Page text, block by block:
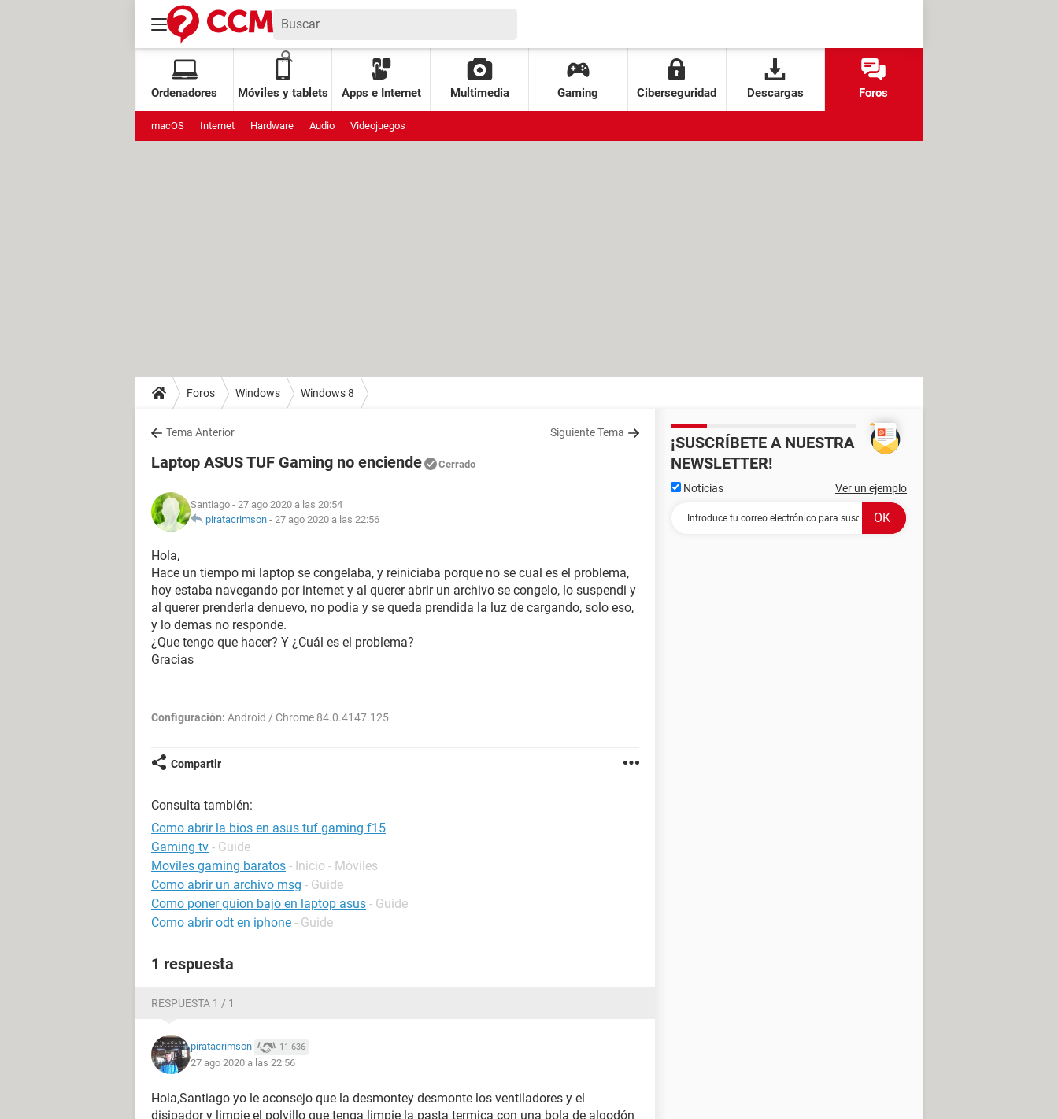
Ordenadores Móviles y tablets Apps e Internet Multimedia Gaming Ciberseguridad Descargas Foros
macOS Internet Hardware Audio Videojuegos
Foros Windows Windows 8
Tema Anterior Siguiente Tema
Laptop ASUS TUF Gaming no enciende Cerrado
Santiago - 27 ago 2020 a las 20:54
piratacrimson - 27 ago 2020 a las 22:56
Hola,
Hace un tiempo mi laptop se congelaba, y reiniciaba porque no se cual es el problema,
hoy estaba navegando por internet y al querer abrir un archivo se congelo, lo suspendi y
al querer prenderla denuevo, no podia y se queda prendida la luz de cargando, solo eso,
y lo demas no responde.
¿Que tengo que hacer? Y ¿Cuál es el problema?
Gracias
Configuración: Android / Chrome 84.0.4147.125
Compartir
Consulta también:
Como abrir la bios en asus tuf gaming f15
Gaming tv - Guide
Moviles gaming baratos - Inicio - Móviles
Como abrir un archivo msg - Guide
Como poner guion bajo en laptop asus - Guide
Como abrir odt en iphone - Guide
1 respuesta
RESPUESTA 1 / 1
piratacrimson 11.636
27 ago 2020 a las 22:56
Hola,Santiago yo le aconsejo que la desmontey desmonte los ventiladores y el
disipador y limpie el polvillo que tenga limpie la pasta termica con una bola de algodón
¡SUSCRÍBETE A NUESTRA
NEWSLETTER!
Noticias Ver un ejemplo